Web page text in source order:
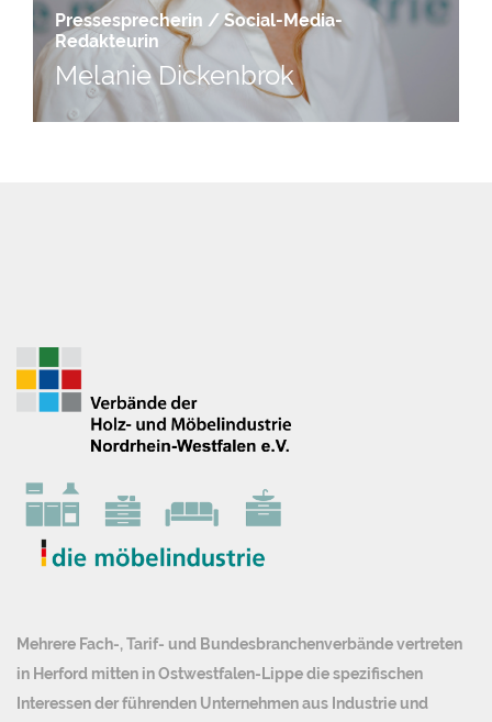
Pressesprecherin / Social-Media-
Redakteurin
Melanie Dickenbrok
Mehrere Fach-, Tarif- und Bundesbranchenverbände vertreten
in Herford mitten in Ostwestfalen-Lippe die spezifischen
Interessen der führenden Unternehmen aus Industrie und